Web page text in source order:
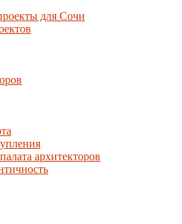
для Сочи
архитекторов